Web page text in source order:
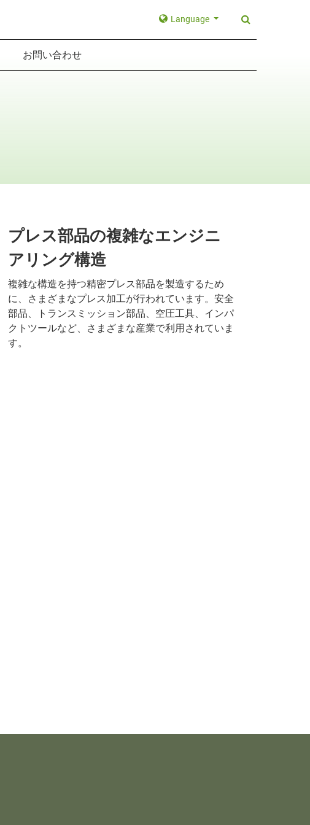
Language
お問い合わせ
プレス部品の複雑なエンジニ
アリング構造
複雑な構造を持つ精密プレス部品を製造するため
に、さまざまなプレス加工が行われています。安全
部品、トランスミッション部品、空圧工具、インパ
クトツールなど、さまざまな産業で利用されていま
す。